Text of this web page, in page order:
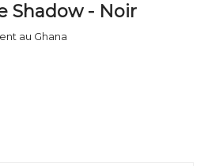
Shadow - Noir
au Ghana